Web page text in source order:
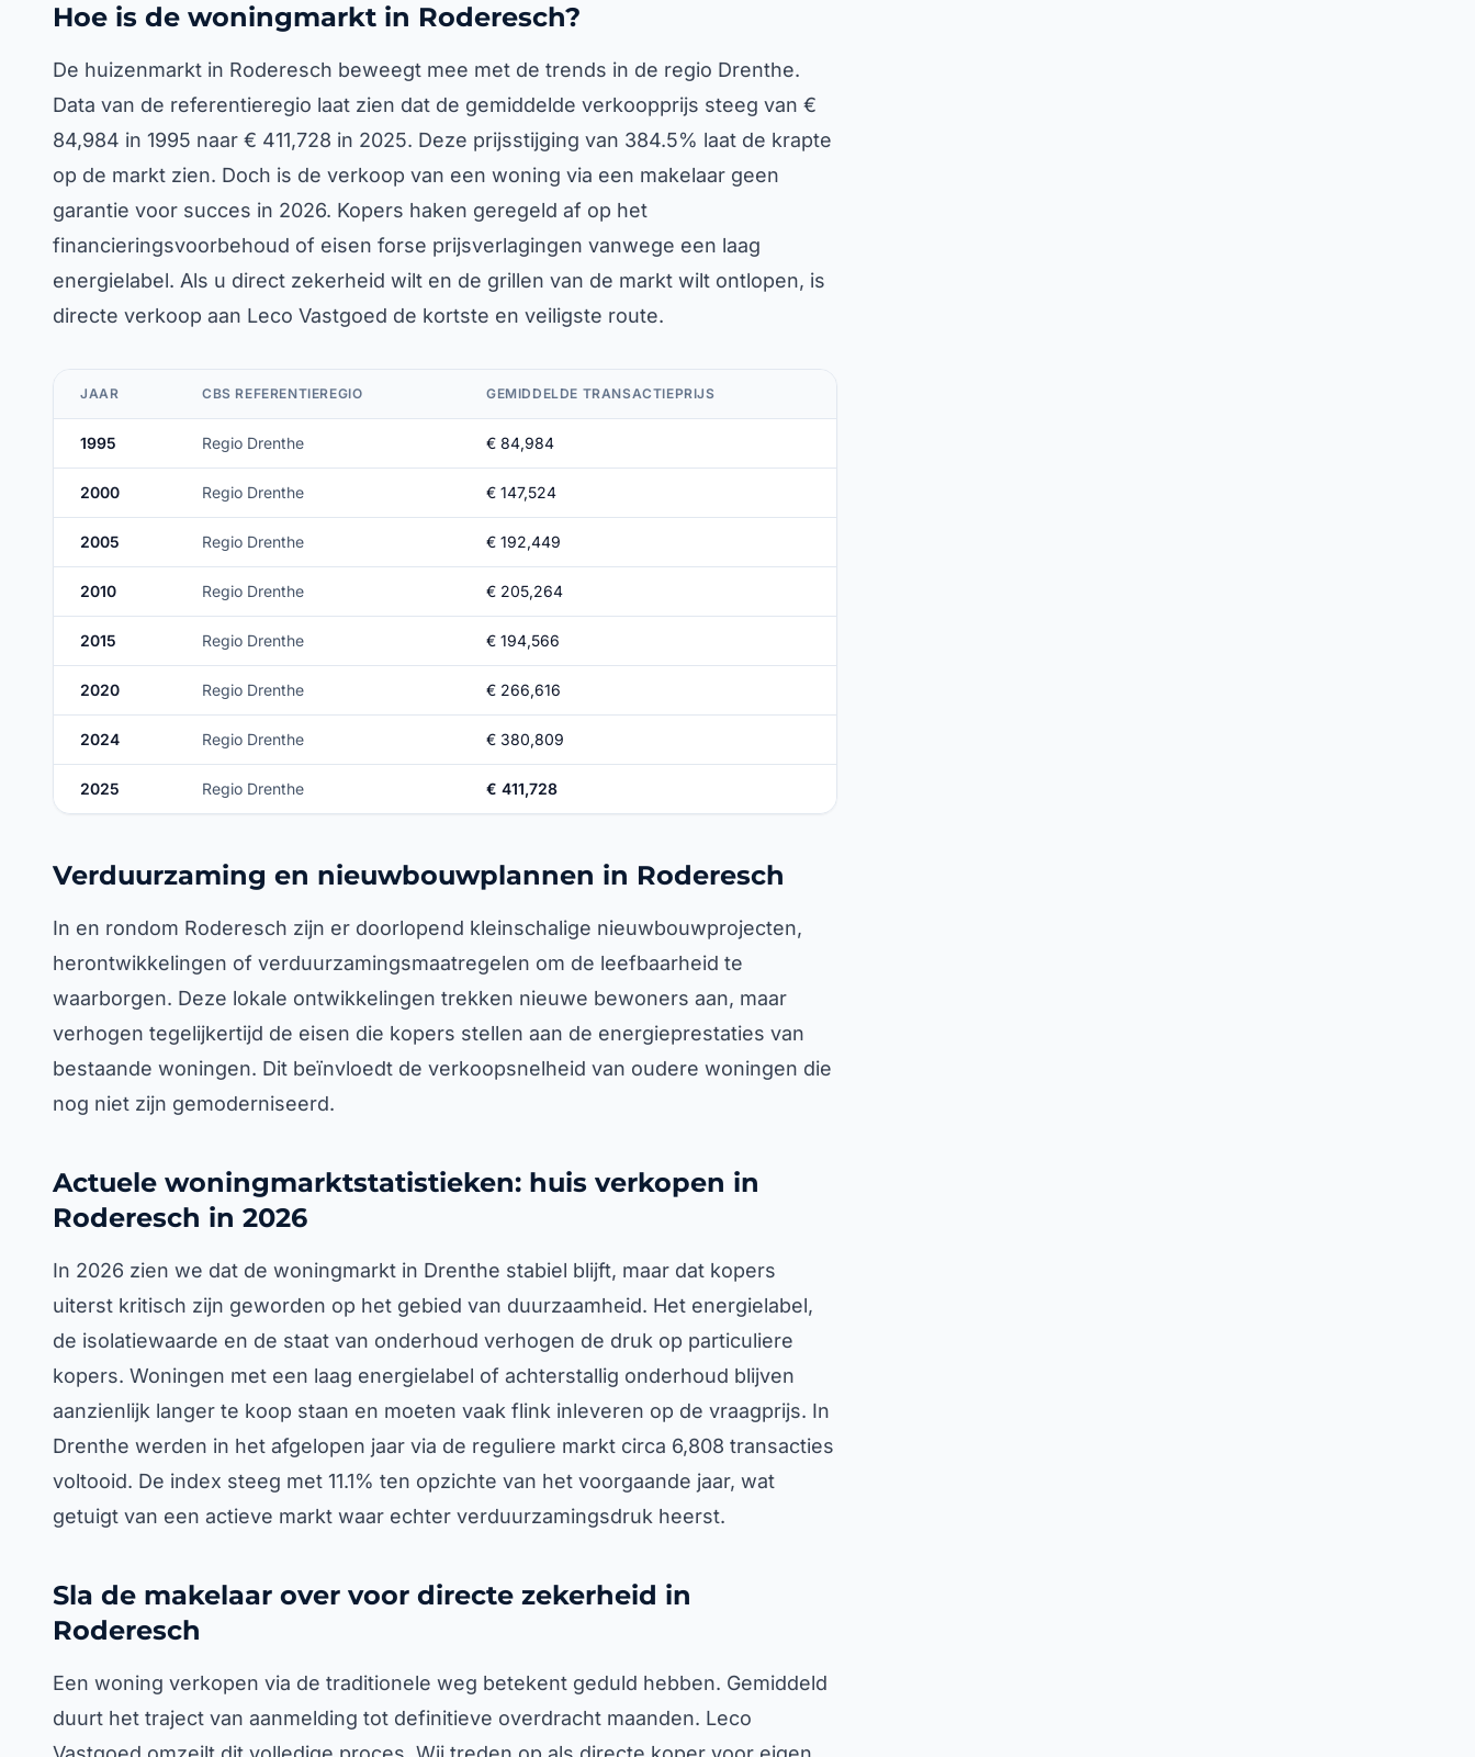
Hoe is de woningmarkt in Roderesch?
De huizenmarkt in Roderesch beweegt mee met de trends in de regio Drenthe.
Data van de referentieregio laat zien dat de gemiddelde verkoopprijs steeg van €
84,984 in 1995 naar € 411,728 in 2025. Deze prijsstijging van 384.5% laat de krapte
op de markt zien. Doch is de verkoop van een woning via een makelaar geen
garantie voor succes in 2026. Kopers haken geregeld af op het
financieringsvoorbehoud of eisen forse prijsverlagingen vanwege een laag
energielabel. Als u direct zekerheid wilt en de grillen van de markt wilt ontlopen, is
directe verkoop aan Leco Vastgoed de kortste en veiligste route.
JAAR CBS REFERENTIEREGIO GEMIDDELDE TRANSACTIEPRIJS
1995 Regio Drenthe € 84,984
2000 Regio Drenthe € 147,524
2005 Regio Drenthe € 192,449
2010 Regio Drenthe € 205,264
2015 Regio Drenthe € 194,566
2020 Regio Drenthe € 266,616
2024 Regio Drenthe € 380,809
2025 Regio Drenthe € 411,728
Verduurzaming en nieuwbouwplannen in Roderesch
In en rondom Roderesch zijn er doorlopend kleinschalige nieuwbouwprojecten,
herontwikkelingen of verduurzamingsmaatregelen om de leefbaarheid te
waarborgen. Deze lokale ontwikkelingen trekken nieuwe bewoners aan, maar
verhogen tegelijkertijd de eisen die kopers stellen aan de energieprestaties van
bestaande woningen. Dit beïnvloedt de verkoopsnelheid van oudere woningen die
nog niet zijn gemoderniseerd.
Actuele woningmarktstatistieken: huis verkopen in
Roderesch in 2026
In 2026 zien we dat de woningmarkt in Drenthe stabiel blijft, maar dat kopers
uiterst kritisch zijn geworden op het gebied van duurzaamheid. Het energielabel,
de isolatiewaarde en de staat van onderhoud verhogen de druk op particuliere
kopers. Woningen met een laag energielabel of achterstallig onderhoud blijven
aanzienlijk langer te koop staan en moeten vaak flink inleveren op de vraagprijs. In
Drenthe werden in het afgelopen jaar via de reguliere markt circa 6,808 transacties
voltooid. De index steeg met 11.1% ten opzichte van het voorgaande jaar, wat
getuigt van een actieve markt waar echter verduurzamingsdruk heerst.
Sla de makelaar over voor directe zekerheid in
Roderesch
Een woning verkopen via de traditionele weg betekent geduld hebben. Gemiddeld
duurt het traject van aanmelding tot definitieve overdracht maanden. Leco